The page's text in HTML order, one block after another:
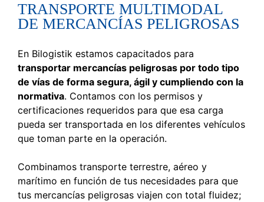
TRANSPORTE MULTIMODAL
DE MERCANCÍAS PELIGROSAS
En Bilogistik estamos capacitados para
transportar mercancías peligrosas por todo tipo
de vías de forma segura, ágil y cumpliendo con la
normativa. Contamos con los permisos y
certificaciones requeridos para que esa carga
pueda ser transportada en los diferentes vehículos
que toman parte en la operación.
Combinamos transporte terrestre, aéreo y
marítimo en función de tus necesidades para que
tus mercancías peligrosas viajen con total fluidez;